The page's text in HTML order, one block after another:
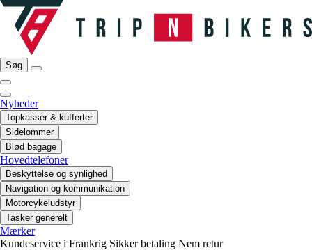
Søg
Nyheder
Topkasser & kufferter
Sidelommer
Blød bagage
Hovedtelefoner
Beskyttelse og synlighed
Navigation og kommunikation
Motorcykeludstyr
Tasker generelt
Mærker
Kundeservice i Frankrig Sikker betaling Nem retur